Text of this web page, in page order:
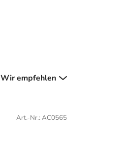
Wir empfehlen
Art.-Nr.: AC0565